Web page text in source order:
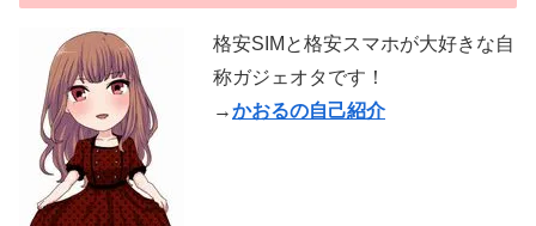
格安SIMと格安スマホが大好きな自
称ガジェオタです！
→かおるの自己紹介